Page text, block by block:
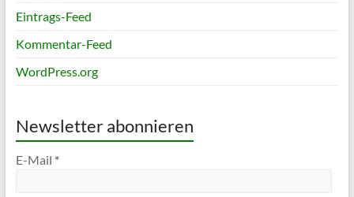
Eintrags-Feed
Kommentar-Feed
WordPress.org
Newsletter abonnieren
E-Mail *